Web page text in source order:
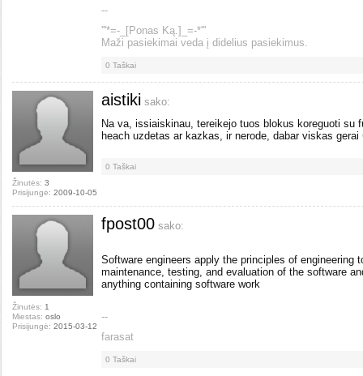
--
'''*=-_[Ponas Ką.]_=-*'''
Maži pasiekimai veda į didelius pasiekimus.
0 Taškai
Žinutės: 3
Prisijungė: 2009-10-05
aistiki sako:
Na va, issiaiskinau, tereikejo tuos blokus koreguoti su
heach uzdetas ar kazkas, ir nerode, dabar viskas gerai
0 Taškai
Žinutės: 1
Miestas: oslo
Prisijungė: 2015-03-12
fpost00 sako:
Software engineers apply the principles of engineering
maintenance, testing, and evaluation of the software
anything containing software work
--
farasat
0 Taškai